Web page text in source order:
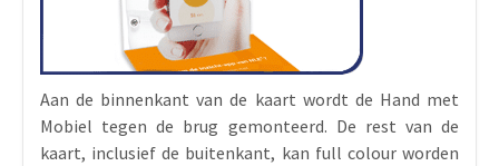
Aan de binnenkant van de kaart wordt de Hand met
Mobiel tegen de brug gemonteerd. De rest van de
kaart, inclusief de buitenkant, kan full colour worden